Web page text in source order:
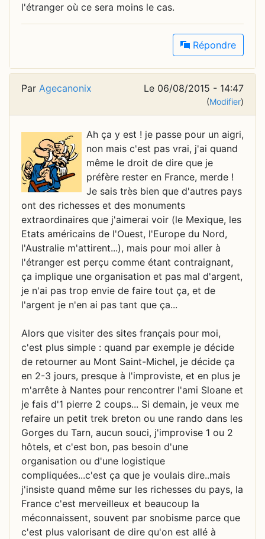
l'étranger où ce sera moins le cas.
Répondre
Par Agecanonix Le 06/08/2015 - 14:47
(Modifier)
Ah ça y est ! je passe pour un aigri,
non mais c'est pas vrai, j'ai quand
même le droit de dire que je
préfère rester en France, merde !
Je sais très bien que d'autres pays
ont des richesses et des monuments
extraordinaires que j'aimerai voir (le Mexique, les
Etats américains de l'Ouest, l'Europe du Nord,
l'Australie m'attirent...), mais pour moi aller à
l'étranger est perçu comme étant contraignant,
ça implique une organisation et pas mal d'argent,
je n'ai pas trop envie de faire tout ça, et de
l'argent je n'en ai pas tant que ça...
Alors que visiter des sites français pour moi,
c'est plus simple : quand par exemple je décide
de retourner au Mont Saint-Michel, je décide ça
en 2-3 jours, presque à l'improviste, et en plus je
m'arrête à Nantes pour rencontrer l'ami Sloane et
je fais d'1 pierre 2 coups... Si demain, je veux me
refaire un petit trek breton ou une rando dans les
Gorges du Tarn, aucun souci, j'improvise 1 ou 2
hôtels, et c'est bon, pas besoin d'une
organisation ou d'une logistique
compliquées...c'est ça que je voulais dire..mais
j'insiste quand même sur les richesses du pays, la
France c'est merveilleux et beaucoup la
méconnaissent, souvent par snobisme parce que
c'est plus valorisant de dire qu'on est allé à